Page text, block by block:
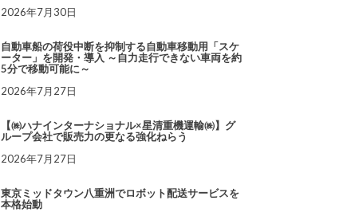
2026年7月30日
自動車船の荷役中断を抑制する自動車移動用「スケ
ーター」を開発・導入 ～自力走行できない車両を約
5分で移動可能に～
2026年7月27日
【㈱ハナインターナショナル×星清重機運輸㈱】グ
ループ会社で販売力の更なる強化ねらう
2026年7月27日
東京ミッドタウン八重洲でロボット配送サービスを
本格始動